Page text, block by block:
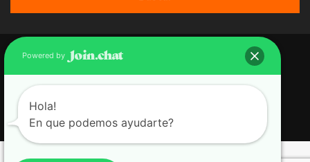
Copyright 2026 | Grupo 90 inmobiliarias. All Rights Reserved.
Política de Cookies
Política de Privacidad
Aviso Legal
Powered by
Hola!
En que podemos ayudarte?